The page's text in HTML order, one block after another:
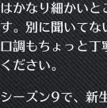
はかなり細かいと
す。別に聞いてな
口調もちょっと
ください。
シーズン9で、新